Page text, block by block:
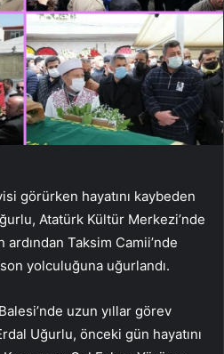
görürken hayatını kaybeden
Atatürk Kültür Merkezi’nde
Taksim Camii’nde
yolculuğuna uğurlandı.
uzun yıllar görev
Uğurlu, önceki gün hayatını